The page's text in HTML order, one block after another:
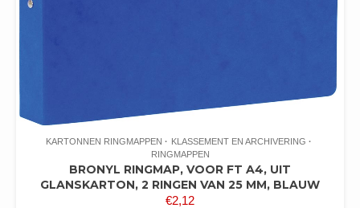
KARTONNEN RINGMAPPEN
KLASSEMENT EN ARCHIVERING
RINGMAPPEN
BRONYL RINGMAP, VOOR FT A4, UIT
GLANSKARTON, 2 RINGEN VAN 25 MM, BLAUW
€2,12